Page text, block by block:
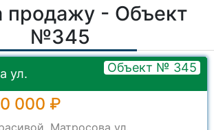
продажу - Объект
№345
ул. Объект № 345
000 ₽
Матросова ул.